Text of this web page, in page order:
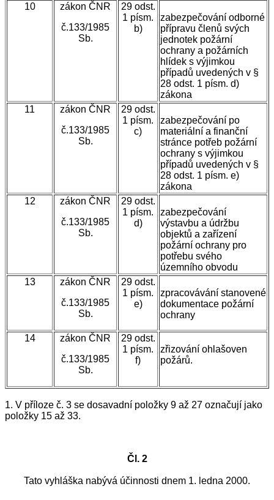
10
zákon ČNR
č.133/1985
Sb.
29 odst.
1 písm.
b)
zabezpečování odborné
přípravu členů svých
jednotek požární
ochrany a požárních
hlídek s výjimkou
případů uvedených v §
28 odst. 1 písm. d)
zákona
11
zákon ČNR
č.133/1985
Sb.
29 odst.
1 písm.
c)
zabezpečování po
materiální a finanční
stránce potřeb požární
ochrany s výjimkou
případů uvedených v §
28 odst. 1 písm. e)
zákona
12
zákon ČNR
č.133/1985
Sb.
29 odst.
1 písm.
d)
zabezpečování
výstavbu a údržbu
objektů a zařízení
požární ochrany pro
potřebu svého
územního obvodu
13
zákon ČNR
č.133/1985
Sb.
29 odst.
1 písm.
e)
zpracovávání stanovené
dokumentace požární
ochrany
14
zákon ČNR
č.133/1985
Sb.
29 odst.
1 písm.
f)
zřizování ohlašoven
požárů.
1. V příloze č. 3 se dosavadní položky 9 až 27 označují jako
položky 15 až 33.
Čl. 2
Tato vyhláška nabývá účinnosti dnem 1. ledna 2000.